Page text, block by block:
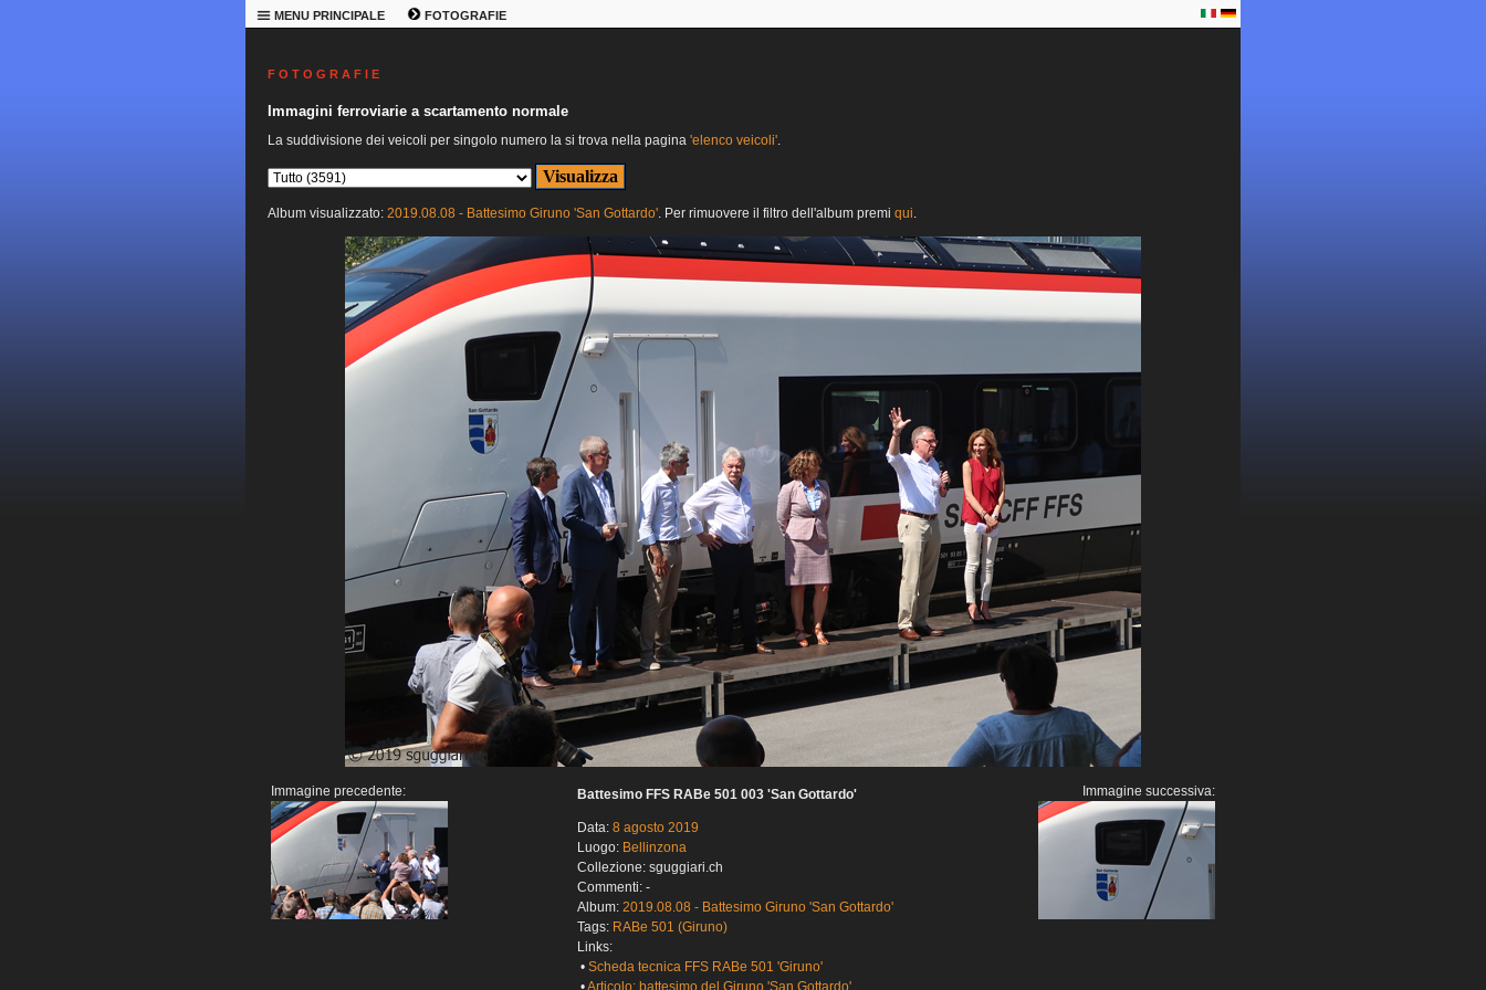
MENU PRINCIPALE FOTOGRAFIE
F O T O G R A F I E
Immagini ferroviarie a scartamento normale
La suddivisione dei veicoli per singolo numero la si trova nella pagina 'elenco veicoli'.
Album visualizzato: 2019.08.08 - Battesimo Giruno 'San Gottardo'. Per rimuovere il filtro dell'album premi qui.
Immagine precedente: Battesimo FFS RABe 501 003 'San Gottardo'
Data: 8 agosto 2019
Luogo: Bellinzona
Collezione: sguggiari.ch
Commenti: -
Album: 2019.08.08 - Battesimo Giruno 'San Gottardo'
Tags: RABe 501 (Giruno)
Links:
• Scheda tecnica FFS RABe 501 'Giruno'
Immagine successiva: